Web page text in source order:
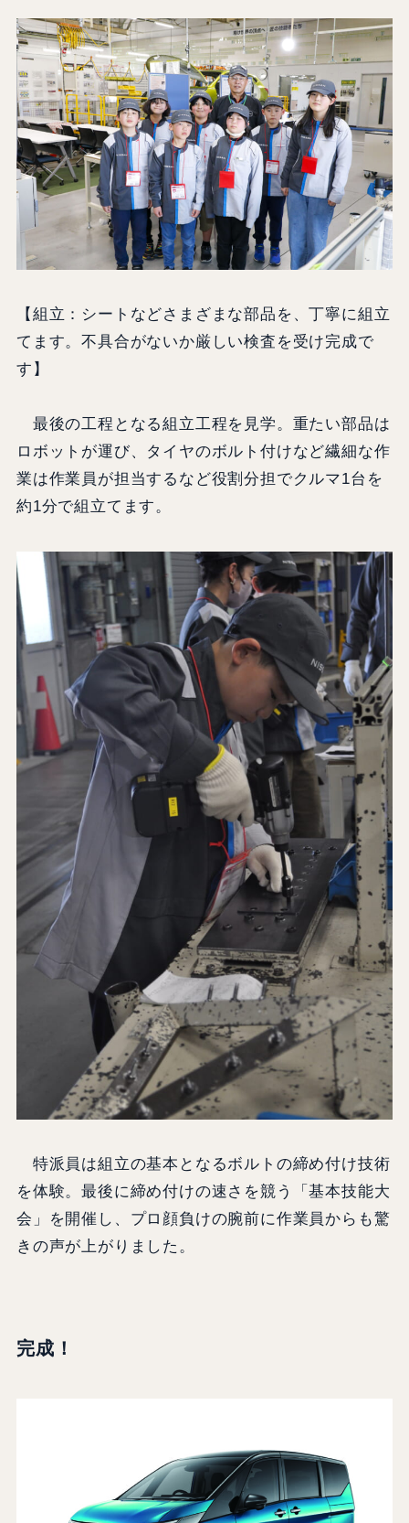
【組立：シートなどさまざまな部品を、丁寧に組立
てます。不具合がないか厳しい検査を受け完成で
す】
最後の工程となる組立工程を見学。重たい部品は
ロボットが運び、タイヤのボルト付けなど繊細な作
業は作業員が担当するなど役割分担でクルマ1台を
約1分で組立てます。
特派員は組立の基本となるボルトの締め付け技術
を体験。最後に締め付けの速さを競う「基本技能大
会」を開催し、プロ顔負けの腕前に作業員からも驚
きの声が上がりました。
完成！